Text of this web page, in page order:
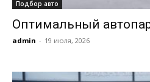
Подбор авто
Оптимальный
admin - 19 июля, 2026